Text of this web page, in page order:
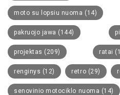
moto su lopsiu nuoma (14)
pakruojo jawa (144)
projektas (209) ratai
renginys (12) retro (29)
senovinio motociklo nuoma (14)